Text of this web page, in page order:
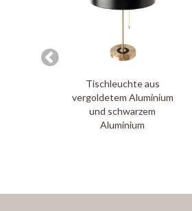
Tischleuchte aus
vergoldetem Aluminium
und schwarzem
Aluminium